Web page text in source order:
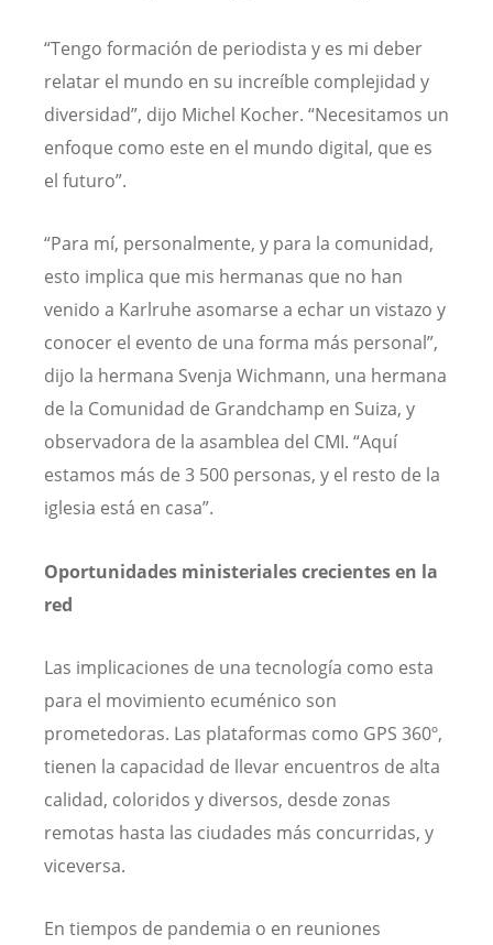
“Tengo formación de periodista y es mi deber
relatar el mundo en su increíble complejidad y
diversidad”, dijo Michel Kocher. “Necesitamos un
enfoque como este en el mundo digital, que es
el futuro”.
“Para mí, personalmente, y para la comunidad,
esto implica que mis hermanas que no han
venido a Karlruhe asomarse a echar un vistazo y
conocer el evento de una forma más personal”,
dijo la hermana Svenja Wichmann, una hermana
de la Comunidad de Grandchamp en Suiza, y
observadora de la asamblea del CMI. “Aquí
estamos más de 3 500 personas, y el resto de la
iglesia está en casa”.
Oportunidades ministeriales crecientes en la
red
Las implicaciones de una tecnología como esta
para el movimiento ecuménico son
prometedoras. Las plataformas como GPS 360º,
tienen la capacidad de llevar encuentros de alta
calidad, coloridos y diversos, desde zonas
remotas hasta las ciudades más concurridas, y
viceversa.
En tiempos de pandemia o en reuniones